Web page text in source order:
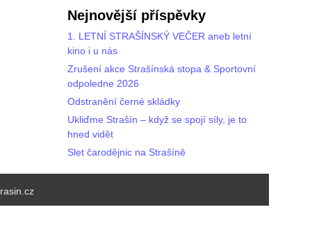
Nejnovější příspěvky
1. LETNÍ STRAŠÍNSKÝ VEČER aneb letní
kino i u nás
Zrušení akce Strašínská stopa & Sportovní
odpoledne 2026
Odstranění černé skládky
Ukliďme Strašín – když se spojí síly, je to
hned vidět
Slet čarodějnic na Strašíně